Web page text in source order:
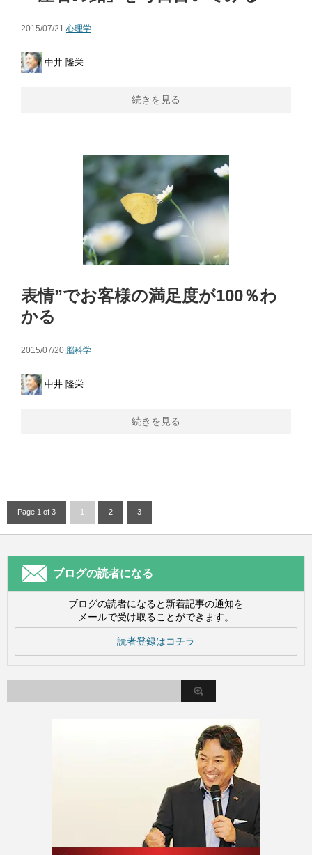
2015/07/21| 心理学
中井 隆栄
続きを見る
表情”でお客様の満足度が100％わ
かる
2015/07/20|脳科学
中井 隆栄
続きを見る
Page 1 of 3 1 2 3
ブログの読者になる
ブログの読者になると新着記事の通知を
メールで受け取ることができます。
読者登録はコチラ